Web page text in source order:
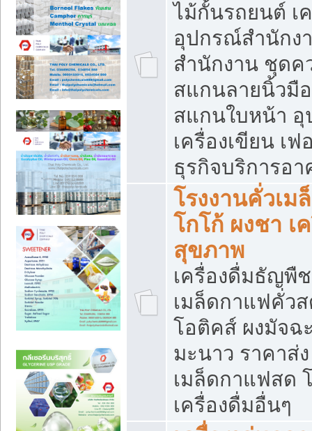
ไม้กั้นรถยนต์ เ
อุปกรณ์สำนักง
สำนักงาน ชุดค
สแกนลายนิ้วมื
สแกนใบหน้า
เครื่องเขียน เ
ธุรกิจบริการอ
โรงงานคั่วเม
โกโก้ ผงชา เ
สุขภาพ
เครื่องดื่มธัญพื
เมล็ดกาแฟคั่ว
โอติคส์ ผงมัจฉ
มะนาว ราคาส่
เมล็ดกาแฟสด
เครื่องดื่มอื่นๆ